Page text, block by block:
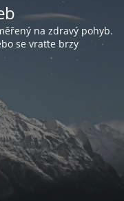
na zdravý pohyb.
se vraťte brzy